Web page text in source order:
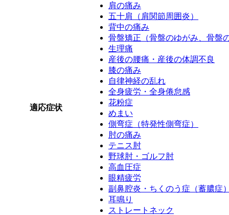
適応症状
肩の痛み
五十肩（肩関節周囲炎）
背中の痛み
骨盤矯正（骨盤のゆがみ、骨盤
生理痛
産後の腰痛・産後の体調不良
膝の痛み
自律神経の乱れ
全身疲労・全身倦怠感
花粉症
めまい
側弯症（特発性側弯症）
肘の痛み
テニス肘
野球肘・ゴルフ肘
高血圧症
眼精疲労
副鼻腔炎・ちくのう症（蓄膿症
耳鳴り
ストレートネック